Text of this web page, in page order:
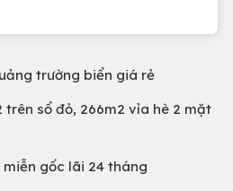
trường biển giá rẻ
trên sổ đỏ, 266m2 vỉa hè 2 mặt
gốc lãi 24 tháng